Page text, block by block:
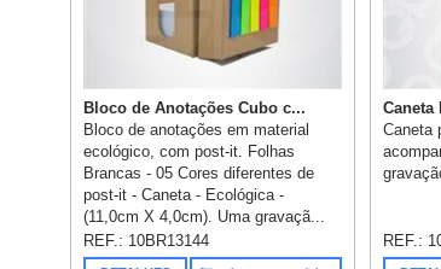
Bloco de Anotações Cubo c...
Bloco de anotações em material
ecológico, com post-it. Folhas
Brancas - 05 Cores diferentes de
post-it - Caneta - Ecológica -
(11,0cm X 4,0cm). Uma gravaçã...
REF.: 10BR13144
Caneta
Caneta
REF.: